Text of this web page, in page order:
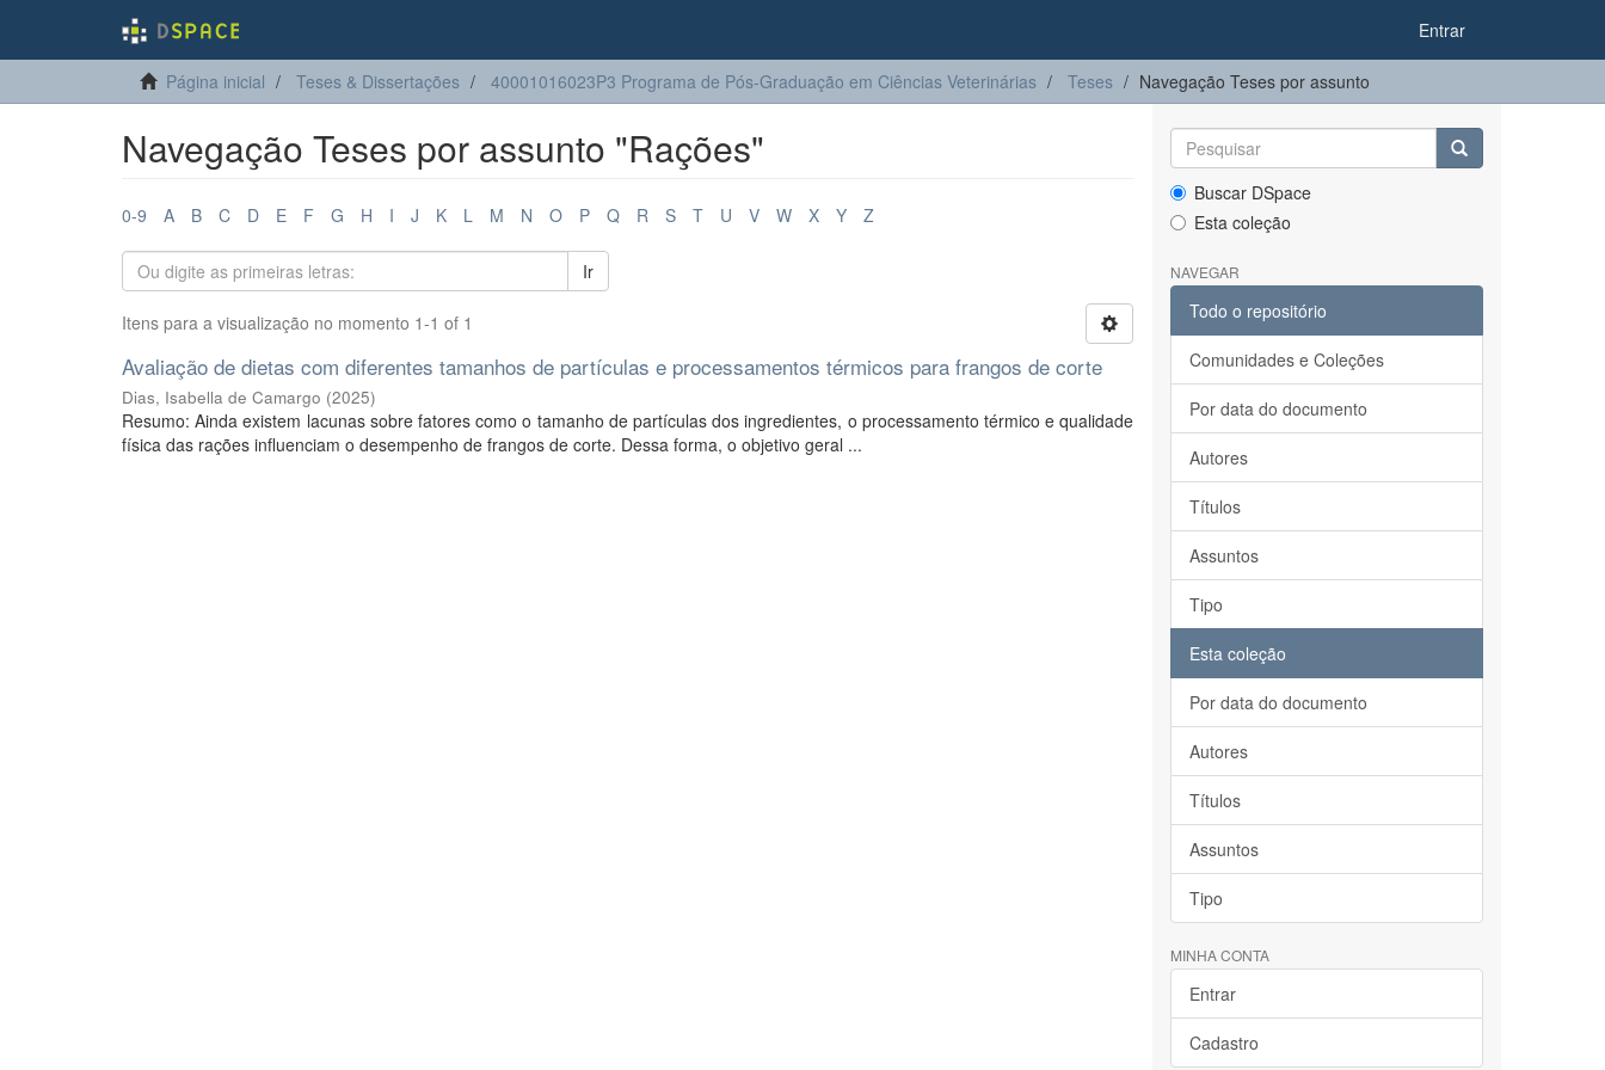
Entrar
Página inicial Teses & Dissertações 40001016023P3 Programa de Pós-Graduação em Ciências Veterinárias Teses Navegação Teses por assunto
Navegação Teses por assunto "Rações"
0-9 A B C D E F G H I J K L M N O P Q R S T U V W X Y Z
Ir
Itens para a visualização no momento 1-1 of 1
Avaliação de dietas com diferentes tamanhos de partículas e processamentos térmicos para frangos de corte
Dias, Isabella de Camargo (2025)
Resumo: Ainda existem lacunas sobre fatores como o tamanho de partículas dos ingredientes, o processamento térmico e qualidade
física das rações influenciam o desempenho de frangos de corte. Dessa forma, o objetivo geral ...
Buscar DSpace
Esta coleção
NAVEGAR
Todo o repositório
Comunidades e Coleções
Por data do documento
Autores
Títulos
Assuntos
Tipo
Esta coleção
Por data do documento
Autores
Títulos
Assuntos
Tipo
MINHA CONTA
Entrar
Cadastro